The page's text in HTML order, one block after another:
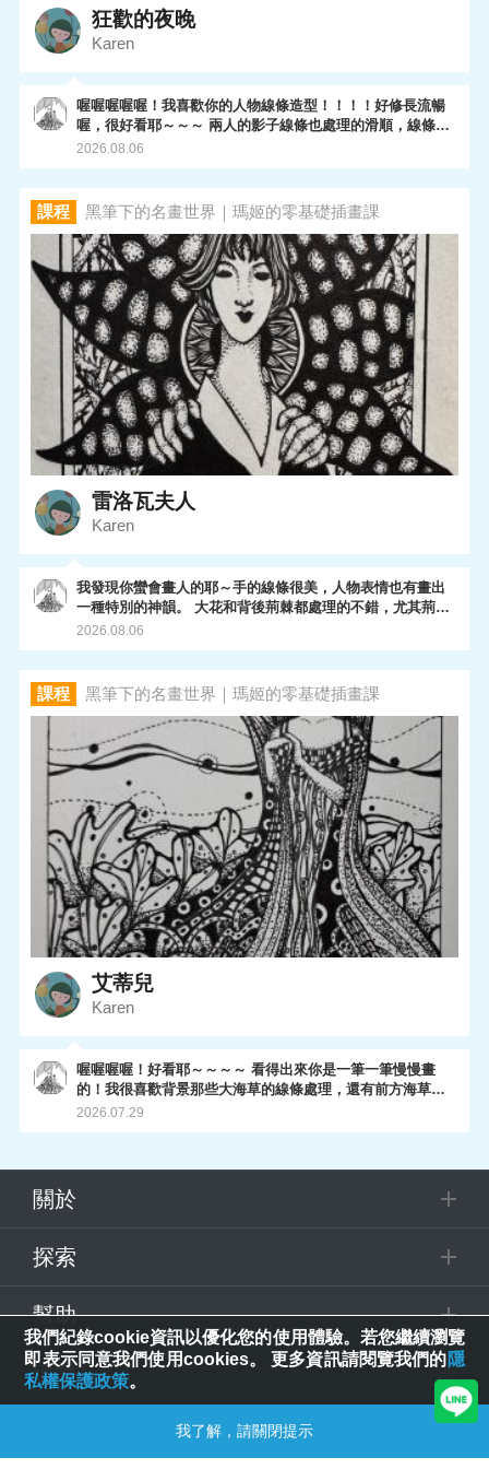
狂歡的夜晚
Karen
喔喔喔喔喔！我喜歡你的人物線條造型！！！！好修長流暢
喔，很好看耶～～～ 兩人的影子線條也處理的滑順，線條分
佈平衡，讚讚！後面樹林的層次也都拿捏的不錯，這一畫超
棒的啦～～～～～～完美ending. 至於我的下一堂課，現在
轉移到omia plus月租的專區了，因為他們現在業務專推
plus,所以我的課只能移到那邊。目前已經有推出植物明信片
（已全部上架完成），和最新的一系列動物畫。（還在陸續
產出中😅） 你有興趣的話，可以上去plus專區看看喔～ 最後
謝謝妳參加這個課程，很開心你完成了～～～
2026.08.06
課程 黑筆下的名畫世界｜瑪姬的零基礎插畫課
雷洛瓦夫人
Karen
我發現你蠻會畫人的耶～手的線條很美，人物表情也有畫出
一種特別的神韻。 大花和背後荊棘都處理的不錯，尤其荊棘
的層次有表現出來，很棒喔～
2026.08.06
課程 黑筆下的名畫世界｜瑪姬的零基礎插畫課
艾蒂兒
Karen
喔喔喔喔！好看耶～～～～ 看得出來你是一筆一筆慢慢畫
的！我很喜歡背景那些大海草的線條處理，還有前方海草的
螺旋線條感～ 整體很細緻耶～ 期待你的最後一畫！
2026.07.29
關於
探索
幫助
追蹤
© 2025 Spring House Entertainment Tech. Inc. All Rights Reserved.
我們紀錄cookie資訊以優化您的使用體驗。若您繼續瀏覽
即表示同意我們使用cookies。 更多資訊請閱覽我們的隱
私權保護政策。
我了解，請關閉提示